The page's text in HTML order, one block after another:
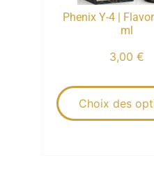
Phenix Y-4 |
ml
3,00€
Choix des